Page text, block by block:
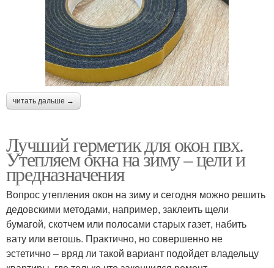
читать дальше →
Лучший герметик для окон пвх.
Утепляем окна на зиму – цели и
предназначения
Вопрос утепления окон на зиму и сегодня можно решить
дедовскими методами, например, заклеить щели
бумагой, скотчем или полосами старых газет, набить
вату или ветошь. Практично, но совершенно не
эстетично – вряд ли такой вариант подойдет владельцу